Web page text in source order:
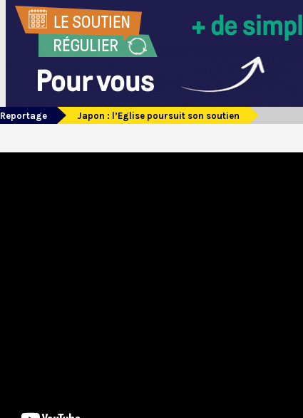
Reportage Japon : l’Eglise poursuit son soutien